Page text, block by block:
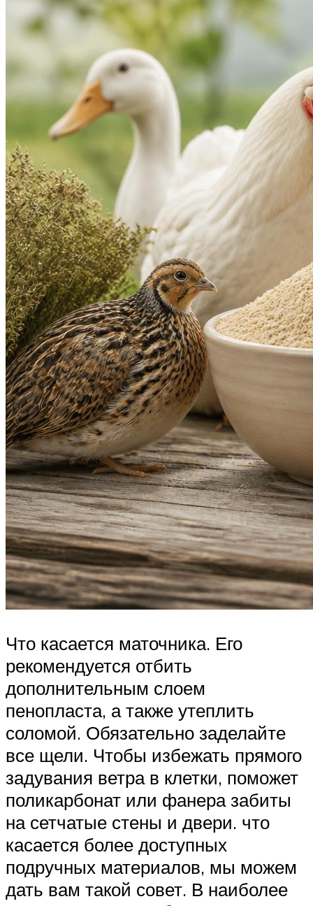
Что касается маточника. Его
рекомендуется отбить
дополнительным слоем
пенопласта, а также утеплить
соломой. Обязательно заделайте
все щели. Чтобы избежать прямого
задувания ветра в клетки, поможет
поликарбонат или фанера забиты
на сетчатые стены и двери. что
касается более доступных
подручных материалов, мы можем
дать вам такой совет. В наиболее